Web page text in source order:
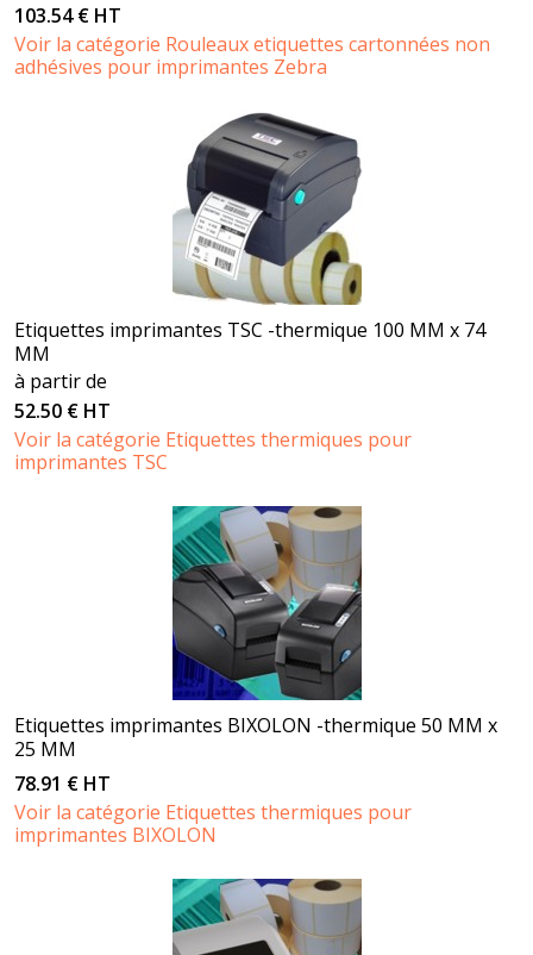
103.54 € HT
Voir la catégorie Rouleaux etiquettes cartonnées non
adhésives pour imprimantes Zebra
Etiquettes imprimantes TSC -thermique 100 MM x 74
MM
à partir de
52.50 € HT
Voir la catégorie Etiquettes thermiques pour
imprimantes TSC
Etiquettes imprimantes BIXOLON -thermique 50 MM x
25 MM
78.91 € HT
Voir la catégorie Etiquettes thermiques pour
imprimantes BIXOLON